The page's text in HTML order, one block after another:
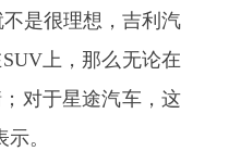
是很理想，吉利汽
上，那么无论在
对于星途汽车，这
。